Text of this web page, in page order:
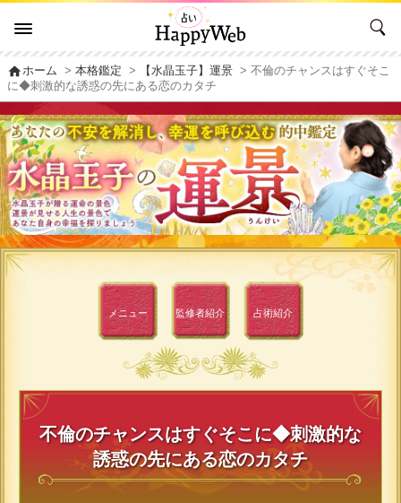
homeホーム >本格鑑定 > 【水晶玉子】運景 > 不倫のチャンスはすぐそこ
に◆刺激的な誘惑の先にある恋のカタチ
メニュー 監修者紹介 占術紹介
不倫のチャンスはすぐそこに◆刺激的な
誘惑の先にある恋のカタチ